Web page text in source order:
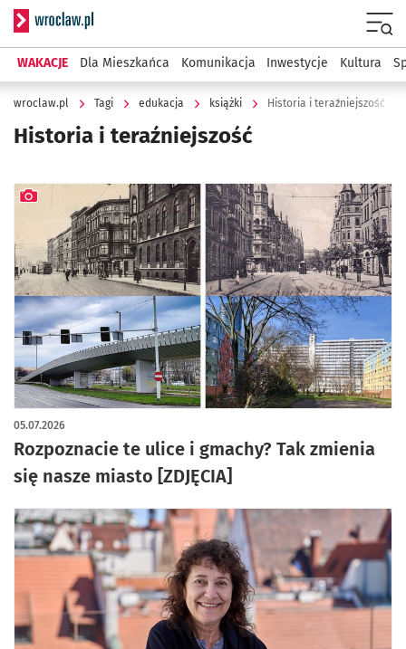
Serwis informacyjny wroclaw.pl
WAKACJE Dla Mieszkańca Komunikacja Inwestycje Kultura
wroclaw.pl Tagi edukacja książki Historia i teraźniejszość
Historia i teraźniejszość
Rozpoznacie te ulice i gmachy? Tak zmienia
się nasze miasto [ZDJĘCIA]
05.07.2026
artykuł z galerią zdjęć